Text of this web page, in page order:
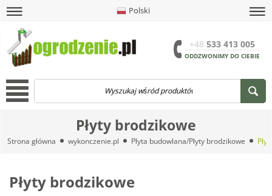
Polski
+48 533 413 005
ODDZWONIMY DO CIEBIE
menu
Płyty brodzikowe
Strona główna wykonczenie.pl Płyta budowlana/Płyty brodzikowe
Płyty brodzikowe
menu
menu